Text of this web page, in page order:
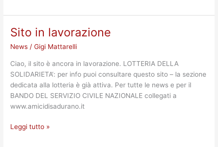
Sito in lavorazione
News /Gigi Mattarelli
Ciao, il sito è ancora in lavorazione. LOTTERIA DELLA
SOLIDARIETA‘: per info puoi consultare questo sito – la sezione
dedicata alla lotteria è già attiva. Per tutte le news e per il
BANDO DEL SERVIZIO CIVILE NAZIONALE collegati a
www.amicidisadurano.it
Sito
lavorazione
Leggi tutto »